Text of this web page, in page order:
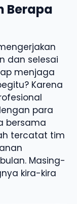
Berapa
dan selesai
menjaga
Karena
para
bersama
tercatat tim
Masing-
kira-kira